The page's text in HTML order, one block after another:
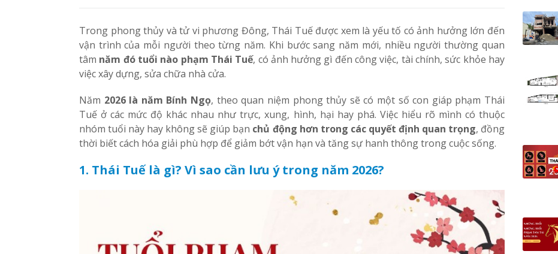
Trong phong thủy và tử vi phương Đông, Thái Tuế được xem là yếu tố có ảnh hưởng lớn đến
vận trình của mỗi người theo từng năm. Khi bước sang năm mới, nhiều người thường quan
tâm năm đó tuổi nào phạm Thái Tuế, có ảnh hưởng gì đến công việc, tài chính, sức khỏe hay
việc xây dựng, sửa chữa nhà cửa.
Năm 2026 là năm Bính Ngọ, theo quan niệm phong thủy sẽ có một số con giáp phạm Thái
Tuế ở các mức độ khác nhau như trực, xung, hình, hại hay phá. Việc hiểu rõ mình có thuộc
nhóm tuổi này hay không sẽ giúp bạn chủ động hơn trong các quyết định quan trọng, đồng
thời biết cách hóa giải phù hợp để giảm bớt vận hạn và tăng sự hanh thông trong cuộc sống.
1. Thái Tuế là gì? Vì sao cần lưu ý trong năm 2026?